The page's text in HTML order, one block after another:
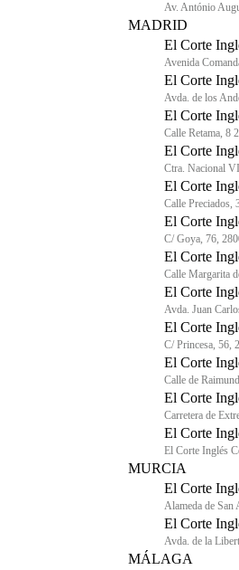
Av. António
MADRID
El Corte
Avenida
El Corte
Avda. de los
El Corte
Calle Retama, 8
El Corte
Ctra. Nacional
El Corte
Calle Preciados,
El Corte
C/ Goya, 76,
El Corte
Calle Margarita
El Corte
Avda. Juan
El Corte
C/ Princesa, 56,
El Corte
Calle de
El Corte
Carretera de
El Corte
El Corte Inglés
MURCIA
El Corte
Alameda de San
El Corte
Avda. de la
MÁLAGA